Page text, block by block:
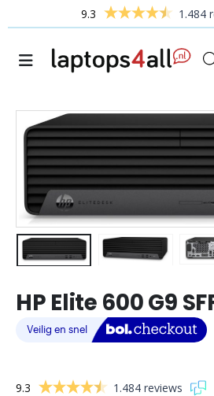
9.3 1.484
HP Elite 600 G9
9.3 1.484 reviews